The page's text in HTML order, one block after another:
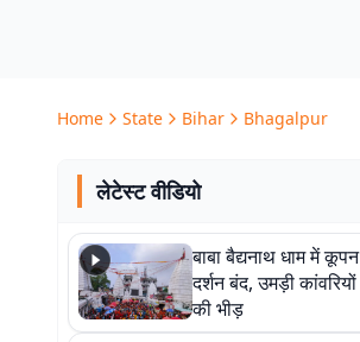
Home State Bihar Bhagalpur
लेटेस्ट वीडियो
बाबा बैद्यनाथ धाम में कूपन
दर्शन बंद, उमड़ी कांवरियों
की भीड़